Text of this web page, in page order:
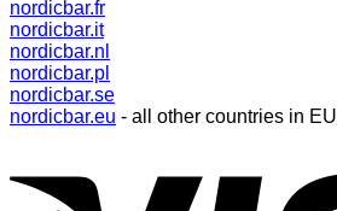
nordicbar.fr
nordicbar.it
nordicbar.nl
nordicbar.pl
nordicbar.se
nordicbar.eu - all other countries in EU